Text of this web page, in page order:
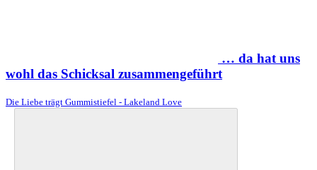
… da hat uns
wohl das Schicksal zusammengeführt
Die Liebe trägt Gummistiefel - Lakeland Love